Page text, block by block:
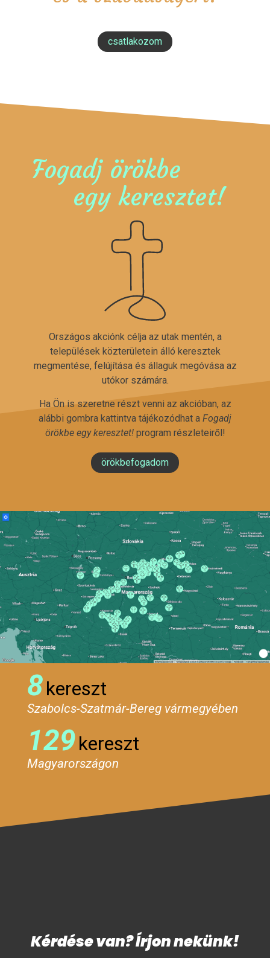
csatlakozom
Fogadj örökbe
egy keresztet!
Országos akciónk célja az utak mentén, a
települések közterületein álló keresztek
megmentése, felújítása és állaguk megóvása az
utókor számára.
Ha Ön is szeretne részt venni az akcióban, az
alábbi gombra kattintva tájékozódhat a Fogadj
örökbe egy keresztet!program részleteiről!
örökbefogadom
8kereszt
Szabolcs-Szatmár-Bereg vármegyében
129kereszt
Magyarországon
Kérdése van? Írjon nekünk!